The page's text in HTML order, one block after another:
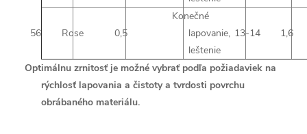
56 Rose 0,5
Konečné
lapovanie,
leštenie
13-14 1,6
Optimálnu zrnitosť je možné vybrať podľa požiadaviek na
rýchlosť lapovania a čistoty a tvrdosti povrchu
obrábaného materiálu.